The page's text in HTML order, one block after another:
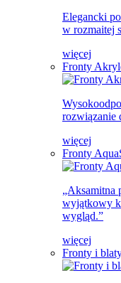
Elegancki
w rozmaitej
więcej
Fronty
rozwiązanie
więcej
Fronty
„Aksamitna
wyjątkowy
wygląd.”
więcej
Fronty i